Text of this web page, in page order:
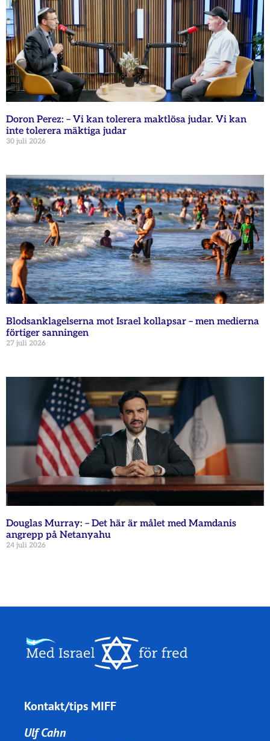
Doron Perez: – Vi kan tolerera maktlösa judar. Vi kan
inte tolerera mäktiga judar
30 juli 2026
Blodsanklagelserna mot Israel kollapsar – men medierna
förtiger sanningen
27 juli 2026
Douglas Murray: – Det här är målet med Mamdanis
angrepp på Netanyahu
24 juli 2026
Kontakt/tips MIFF
Ulf Cahn